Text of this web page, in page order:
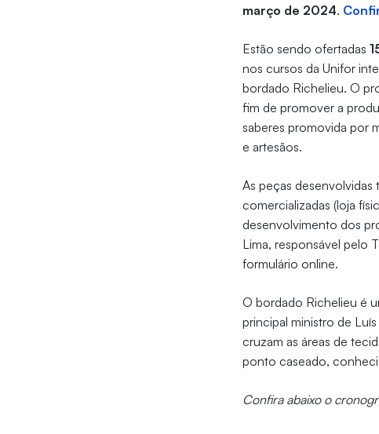
março de 2024.
Estão sendo ofertadas
nos cursos da Unifor
bordado Richelieu. O
fim de promover a
saberes promovida por
e artesãos.
As peças
comercializadas (loja
desenvolvimento dos
Lima, responsável pelo
formulário online.
O bordado Richelieu é
principal ministro de
cruzam as áreas de
ponto caseado,
Confira abaixo o